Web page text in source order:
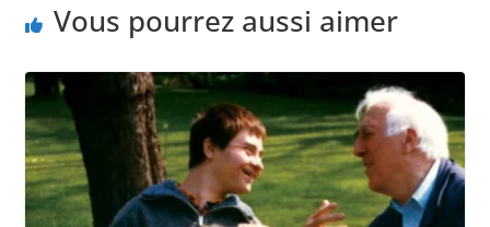
Vous pourrez aussi aimer